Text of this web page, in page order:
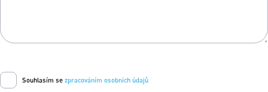
Souhlasím se zpracováním osobních údajů